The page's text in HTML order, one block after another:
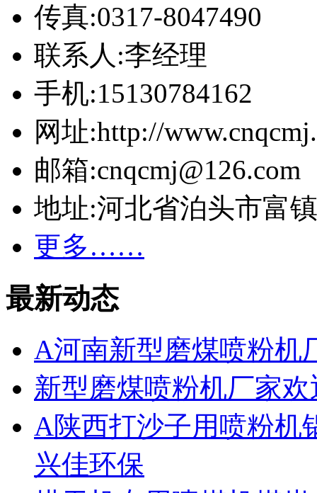
传真:0317-8047490
联系人:李经理
手机:15130784162
网址:http://
邮箱:cnqcmj@126.com
地址:河北省泊头市富
更多……
最新动态
A河南新型磨煤喷粉机
新型磨煤喷粉机厂家
A陕西打沙子用喷粉机
兴佳环保